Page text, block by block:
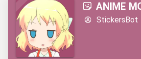
ANIME
StickersBot